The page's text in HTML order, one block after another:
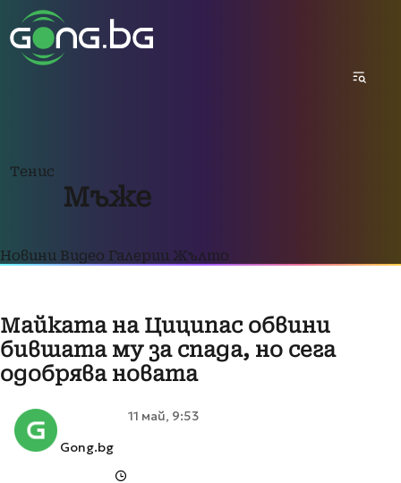
Тенис
Мъже
Новини Видео Галерии Жълто
Майката на Циципас обвини
бившата му за спада, но сега
одобрява новата
Gong.bg
11 май, 9:53